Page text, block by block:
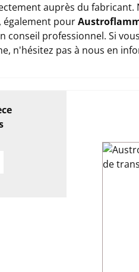
auprès du
également pour
conseil professionnel. Si
n'hésitez pas à nous en